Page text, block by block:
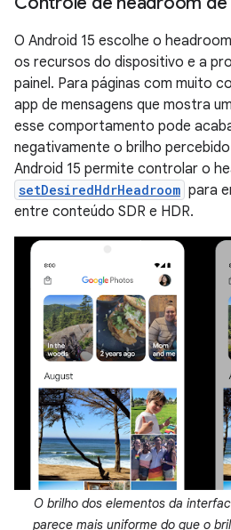
O Android 15 escolhe o
os recursos do dispositivo e a
painel. Para páginas com muito
app de mensagens que mostra
esse comportamento pode
negativamente o brilho
Android 15 permite controlar o
setDesiredHdrHeadroom para
entre conteúdo SDR e HDR.
O brilho dos elementos da
parece mais uniforme do que o